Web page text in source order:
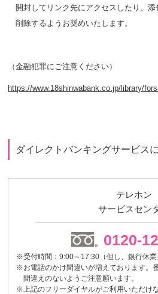
開封してリンク先にアクセスしたり、添
削除するようお奨めいたします。
（金融犯罪にご注意ください）
https://www.18shinwabank.co.jp/library/
ダイレクトバンキングサービス
テレホン
サービスセン
0120-
※受付時間：9:00～17:30（但し、銀行休業
※お電話のかけ間違いが増えております。
間違えのないようご注意願います。
※上記のフリーダイヤルがご利用いただけ